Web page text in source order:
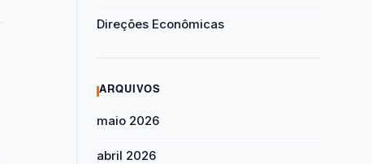
Direções Econômicas
ARQUIVOS
maio 2026
abril 2026